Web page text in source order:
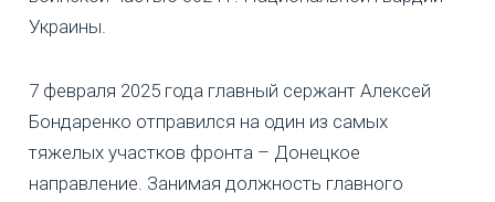
Украины.
7 февраля 2025 года главный сержант Алексей
Бондаренко отправился на один из самых
тяжелых участков фронта – Донецкое
направление. Занимая должность главного